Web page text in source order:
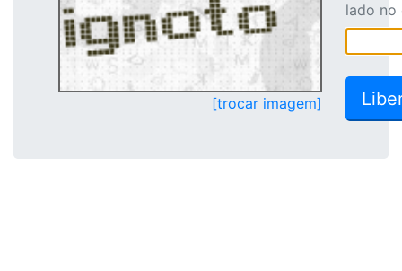
[trocar imagem]
lado no